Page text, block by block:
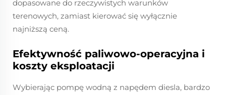
dopasowane do rzeczywistych warunków
terenowych, zamiast kierować się wyłącznie
najniższą ceną.
Efektywność paliwowo-operacyjna i
koszty eksploatacji
Wybierając pompę wodną z napędem diesla, bardzo